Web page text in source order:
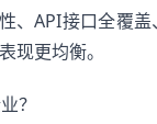
、API接口全覆
现更均衡。
？